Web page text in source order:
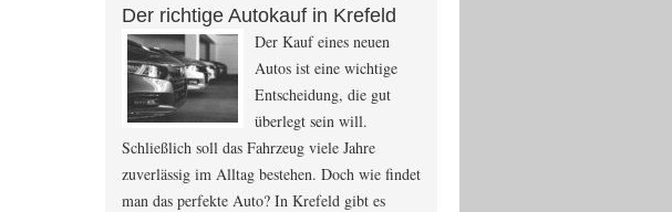
Der richtige Autokauf in Krefeld
Der Kauf eines neuen
Autos ist eine wichtige
Entscheidung, die gut
überlegt sein will.
Schließlich soll das Fahrzeug viele Jahre
zuverlässig im Alltag bestehen. Doch wie findet
man das perfekte Auto? In Krefeld gibt es